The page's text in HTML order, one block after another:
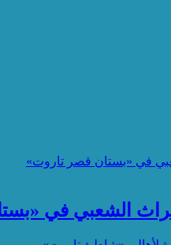
التراث الشعبي في